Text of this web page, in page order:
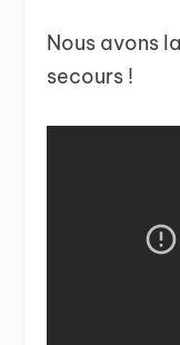
Nous avons
secours !